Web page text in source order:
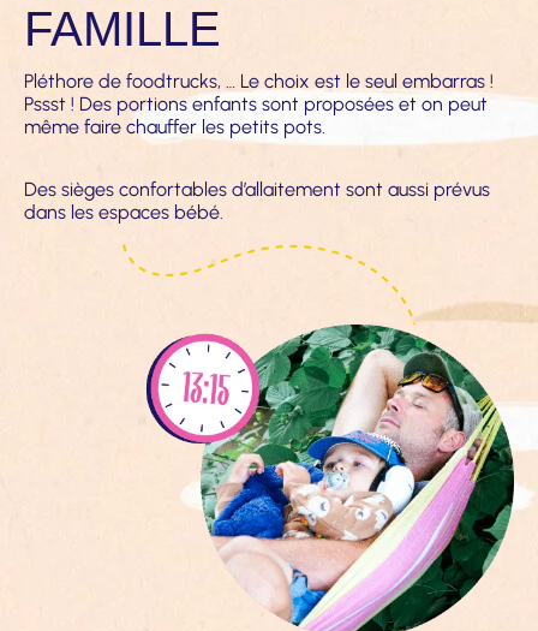
FAMILLE
Pléthore de foodtrucks, … Le choix est le seul embarras !
Pssst ! Des portions enfants sont proposées et on peut
même faire chauffer les petits pots.
Des sièges confortables d’allaitement sont aussi prévus
dans les espaces bébé.